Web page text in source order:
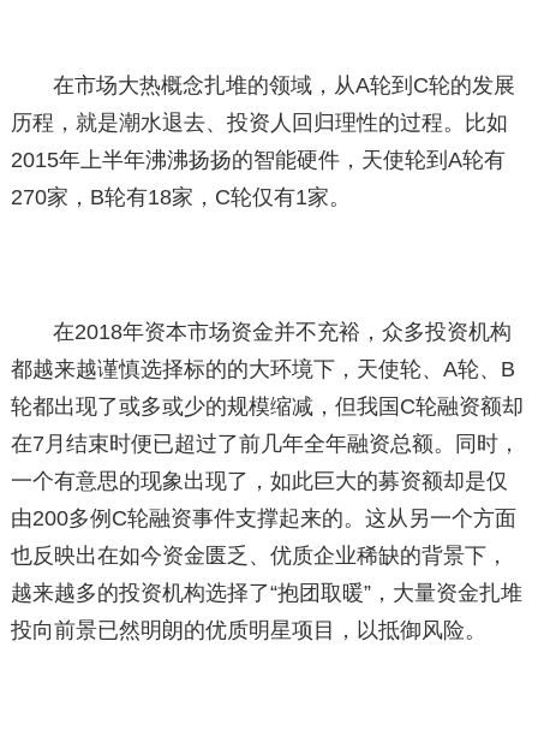
在市场大热概念扎堆的领域，从A轮到C轮的发展
历程，就是潮水退去、投资人回归理性的过程。比如
2015年上半年沸沸扬扬的智能硬件，天使轮到A轮有
270家，B轮有18家，C轮仅有1家。
在2018年资本市场资金并不充裕，众多投资机构
都越来越谨慎选择标的的大环境下，天使轮、A轮、B
轮都出现了或多或少的规模缩减，但我国C轮融资额却
在7月结束时便已超过了前几年全年融资总额。同时，
一个有意思的现象出现了，如此巨大的募资额却是仅
由200多例C轮融资事件支撑起来的。这从另一个方面
也反映出在如今资金匮乏、优质企业稀缺的背景下，
越来越多的投资机构选择了“抱团取暖”，大量资金扎堆
投向前景已然明朗的优质明星项目，以抵御风险。